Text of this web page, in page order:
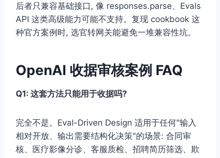
后者只兼容基础接口, 像 responses.parse、Evals
API 这类高级能力可能不支持。复现 cookbook 这
种官方案例时, 选官转网关能避免一堆兼容性坑。
OpenAI 收据审核案例 FAQ
Q1: 这套方法只能用于收据吗?
完全不是。Eval-Driven Design 适用于任何"输入
相对开放、输出需要结构化决策"的场景: 合同审
核、医疗影像分诊、客服质检、招聘简历筛选、欺